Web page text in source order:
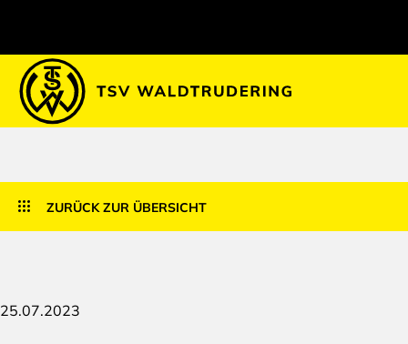
ZURÜCK ZUR ÜBERSICHT
25.07.2023